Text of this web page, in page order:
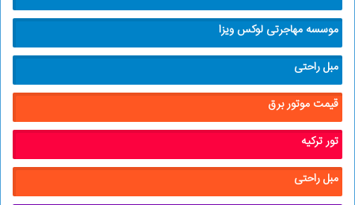
موسسه مهاجرتی لوکس ویزا
مبل راحتی
قیمت موتور برق
تور ترکیه
مبل راحتی